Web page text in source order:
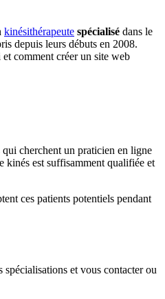
kinésithérapeute spécialisé dans le
depuis leurs débuts en 2008.
comment créer un site web
cherchent un praticien en ligne
kinés est suffisamment qualifiée et
ces patients potentiels pendant
et vous contacter ou